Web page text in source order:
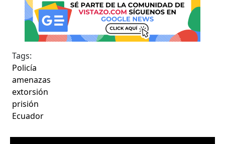
Tags:
Policía
amenazas
extorsión
prisión
Ecuador